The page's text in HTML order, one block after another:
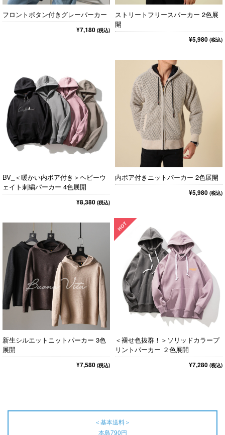
フロントボタン付きグレーパーカー
¥7,180 (税込)
ストリートフリースパーカー 2色展
開
¥5,980 (税込)
BV_＜暖かい内ボア付き＞ヘビーウ
ェイト刺繍パーカー 4色展開
¥8,380 (税込)
内ボア付きニットパーカー 2色展開
¥5,980 (税込)
新生シルエットニットパーカー 3色
展開
¥7,580 (税込)
＜褪せ色抜群！＞ソリッドカラープ
リントパーカー ２色展開
¥7,280 (税込)
＜基本送料＞
本島790円